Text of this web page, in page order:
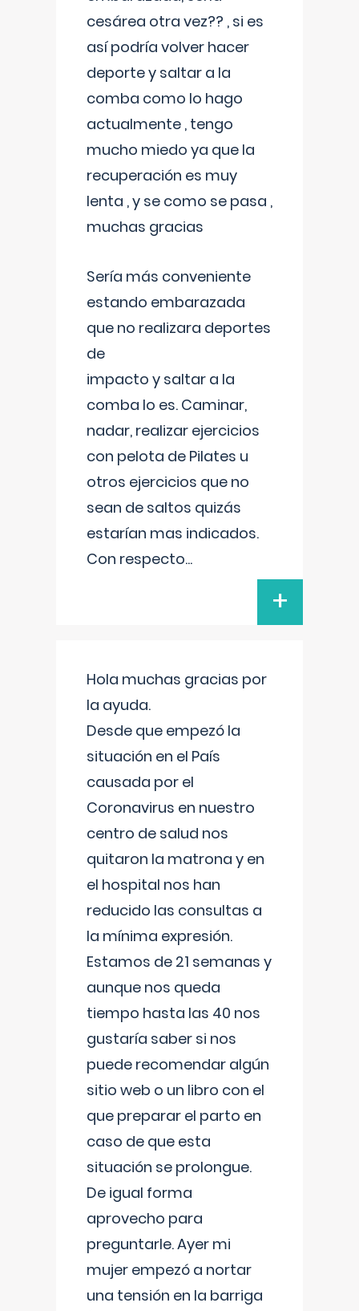
cesárea otra vez?? , si es
así podría volver hacer
deporte y saltar a la
comba como lo hago
actualmente , tengo
mucho miedo ya que la
recuperación es muy
lenta , y se como se pasa ,
muchas gracias
Sería más conveniente
estando embarazada
que no realizara deportes
de
impacto y saltar a la
comba lo es. Caminar,
nadar, realizar ejercicios
con pelota de Pilates u
otros ejercicios que no
sean de saltos quizás
estarían mas indicados.
Con respecto...
+
Hola muchas gracias por
la ayuda.
Desde que empezó la
situación en el País
causada por el
Coronavirus en nuestro
centro de salud nos
quitaron la matrona y en
el hospital nos han
reducido las consultas a
la mínima expresión.
Estamos de 21 semanas y
aunque nos queda
tiempo hasta las 40 nos
gustaría saber si nos
puede recomendar algún
sitio web o un libro con el
que preparar el parto en
caso de que esta
situación se prolongue.
De igual forma
aprovecho para
preguntarle. Ayer mi
mujer empezó a nortar
una tensión en la barriga